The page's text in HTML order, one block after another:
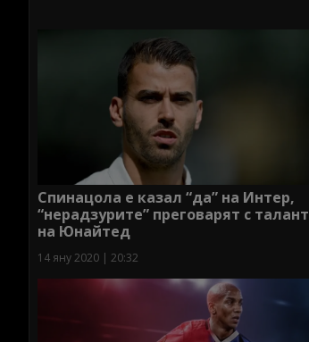
Спинацола е казал “да” на Интер,
“нерадзурите” преговарят с талант
на Юнайтед
14 яну 2020 | 20:32